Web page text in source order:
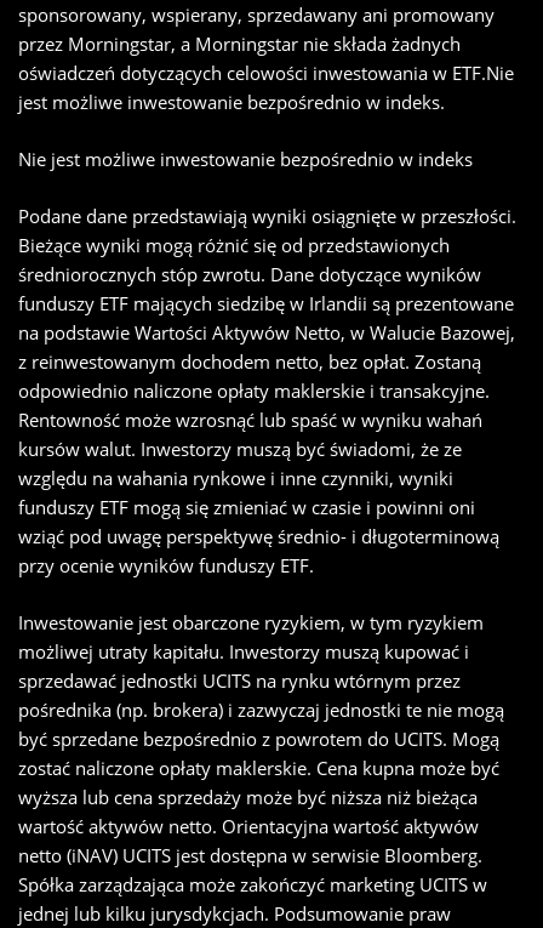
sponsorowany, wspierany, sprzedawany ani promowany
przez Morningstar, a Morningstar nie składa żadnych
oświadczeń dotyczących celowości inwestowania w ETF.Nie
jest możliwe inwestowanie bezpośrednio w indeks.
Nie jest możliwe inwestowanie bezpośrednio w indeks
Podane dane przedstawiają wyniki osiągnięte w przeszłości.
Bieżące wyniki mogą różnić się od przedstawionych
średniorocznych stóp zwrotu. Dane dotyczące wyników
funduszy ETF mających siedzibę w Irlandii są prezentowane
na podstawie Wartości Aktywów Netto, w Walucie Bazowej,
z reinwestowanym dochodem netto, bez opłat. Zostaną
odpowiednio naliczone opłaty maklerskie i transakcyjne.
Rentowność może wzrosnąć lub spaść w wyniku wahań
kursów walut. Inwestorzy muszą być świadomi, że ze
względu na wahania rynkowe i inne czynniki, wyniki
funduszy ETF mogą się zmieniać w czasie i powinni oni
wziąć pod uwagę perspektywę średnio- i długoterminową
przy ocenie wyników funduszy ETF.
Inwestowanie jest obarczone ryzykiem, w tym ryzykiem
możliwej utraty kapitału. Inwestorzy muszą kupować i
sprzedawać jednostki UCITS na rynku wtórnym przez
pośrednika (np. brokera) i zazwyczaj jednostki te nie mogą
być sprzedane bezpośrednio z powrotem do UCITS. Mogą
zostać naliczone opłaty maklerskie. Cena kupna może być
wyższa lub cena sprzedaży może być niższa niż bieżąca
wartość aktywów netto. Orientacyjna wartość aktywów
netto (iNAV) UCITS jest dostępna w serwisie Bloomberg.
Spółka zarządzająca może zakończyć marketing UCITS w
jednej lub kilku jurysdykcjach. Podsumowanie praw